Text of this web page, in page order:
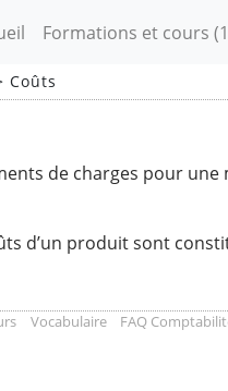
(current)
Formations et cours
Coûts
de charges pour
d’un produit sont
Vocabulaire FAQ